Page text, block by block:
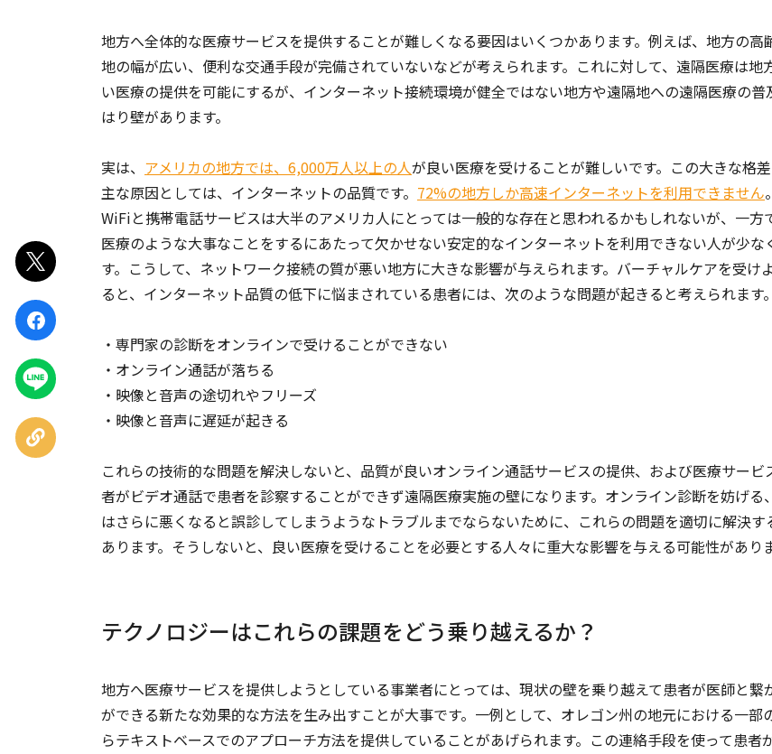
ポスト
シェア
LINEで
送る
URLを
コピー
地方へ全体的な医療サービスを提供することが難しくなる要因はいくつかあります。例えば、地方の高
地の幅が広い、便利な交通手段が完備されていないなどが考えられます。これに対して、遠隔医療は地
い医療の提供を可能にするが、インターネット接続環境が健全ではない地方や遠隔地への遠隔医療の普
はり壁があります。
実は、 アメリカの地方では、6,000万人以上の人が良い医療を受けることが難しいです。この大きな格
主な原因としては、インターネットの品質です。 72%の地方しか高速インターネットを利用できません
WiFiと携帯電話サービスは大半のアメリカ人にとっては一般的な存在と思われるかもしれないが、一方
医療のような大事なことをするにあたって欠かせない安定的なインターネットを利用できない人が少な
す。こうして、ネットワーク接続の質が悪い地方に大きな影響が与えられます。バーチャルケアを受け
ると、インターネット品質の低下に悩まされている患者には、次のような問題が起きると考えられます。
・専門家の診断をオンラインで受けることができない
・オンライン通話が落ちる
・映像と音声の途切れやフリーズ
・映像と音声に遅延が起きる
これらの技術的な問題を解決しないと、品質が良いオンライン通話サービスの提供、および医療サービ
者がビデオ通話で患者を診察することができず遠隔医療実施の壁になります。オンライン診断を妨げる
はさらに悪くなると誤診してしまうようなトラブルまでならないために、これらの問題を適切に解決す
あります。そうしないと、良い医療を受けることを必要とする人々に重大な影響を与える可能性がありま
テクノロジーはこれらの課題をどう乗り越えるか？
地方へ医療サービスを提供しようとしている事業者にとっては、現状の壁を乗り越えて患者が医師と繋
ができる新たな効果的な方法を生み出すことが大事です。一例として、オレゴン州の地元における一部
らテキストベースでのアプローチ方法を提供していることがあげられます。この連絡手段を使って患者